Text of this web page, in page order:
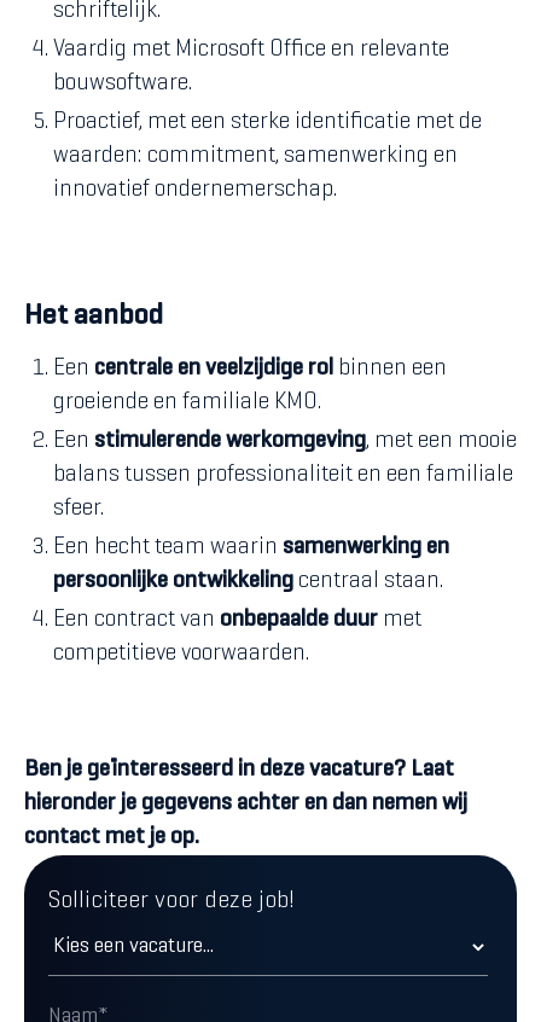
schriftelijk.
Vaardig met Microsoft Office en relevante
bouwsoftware.
Proactief, met een sterke identificatie met de
waarden: commitment, samenwerking en
innovatief ondernemerschap.
Het aanbod
Een centrale en veelzijdige rol binnen een
groeiende en familiale KMO.
Een stimulerende werkomgeving, met een mooie
balans tussen professionaliteit en een familiale
sfeer.
Een hecht team waarin samenwerking en
persoonlijke ontwikkeling centraal staan.
Een contract van onbepaalde duur met
competitieve voorwaarden.
Ben je geïnteresseerd in deze vacature? Laat
hieronder je gegevens achter en dan nemen wij
contact met je op.
Solliciteer voor deze job!